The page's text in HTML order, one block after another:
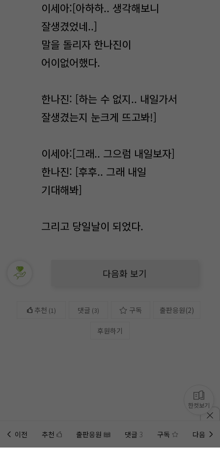
이세아:[아하하.. 생각해보니
잘생겼었네..]
말을 돌리자 한나진이
어이없어했다.
한나진: [하는 수 없지.. 내일가서
잘생겼는지 눈크게 뜨고봐!]
이세아:[그래.. 그으럼 내일보자]
한나진: [후후.. 그래 내일
기대해봐]
그리고 당일날이 되었다.
다음화 보기
추천 (1) 댓글 (3) 구독 출판응원(2)
후원하기
이전 추천 출판응원 댓글 3 구독 다음
한컷보기
홈에미노벨 웹추가하기 미노벨 앱설치하기